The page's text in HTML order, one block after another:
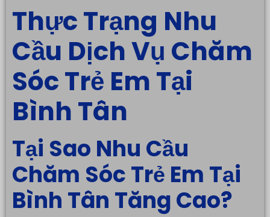
Thực Trạng Nhu
Cầu Dịch Vụ Chăm
Sóc Trẻ Em Tại
Bình Tân
Tại Sao Nhu Cầu
Chăm Sóc Trẻ Em Tại
Bình Tân Tăng Cao?